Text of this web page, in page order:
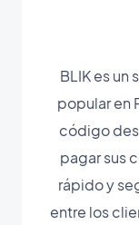
BLIK es
popular en
código
pagar sus
rápido y
entre los